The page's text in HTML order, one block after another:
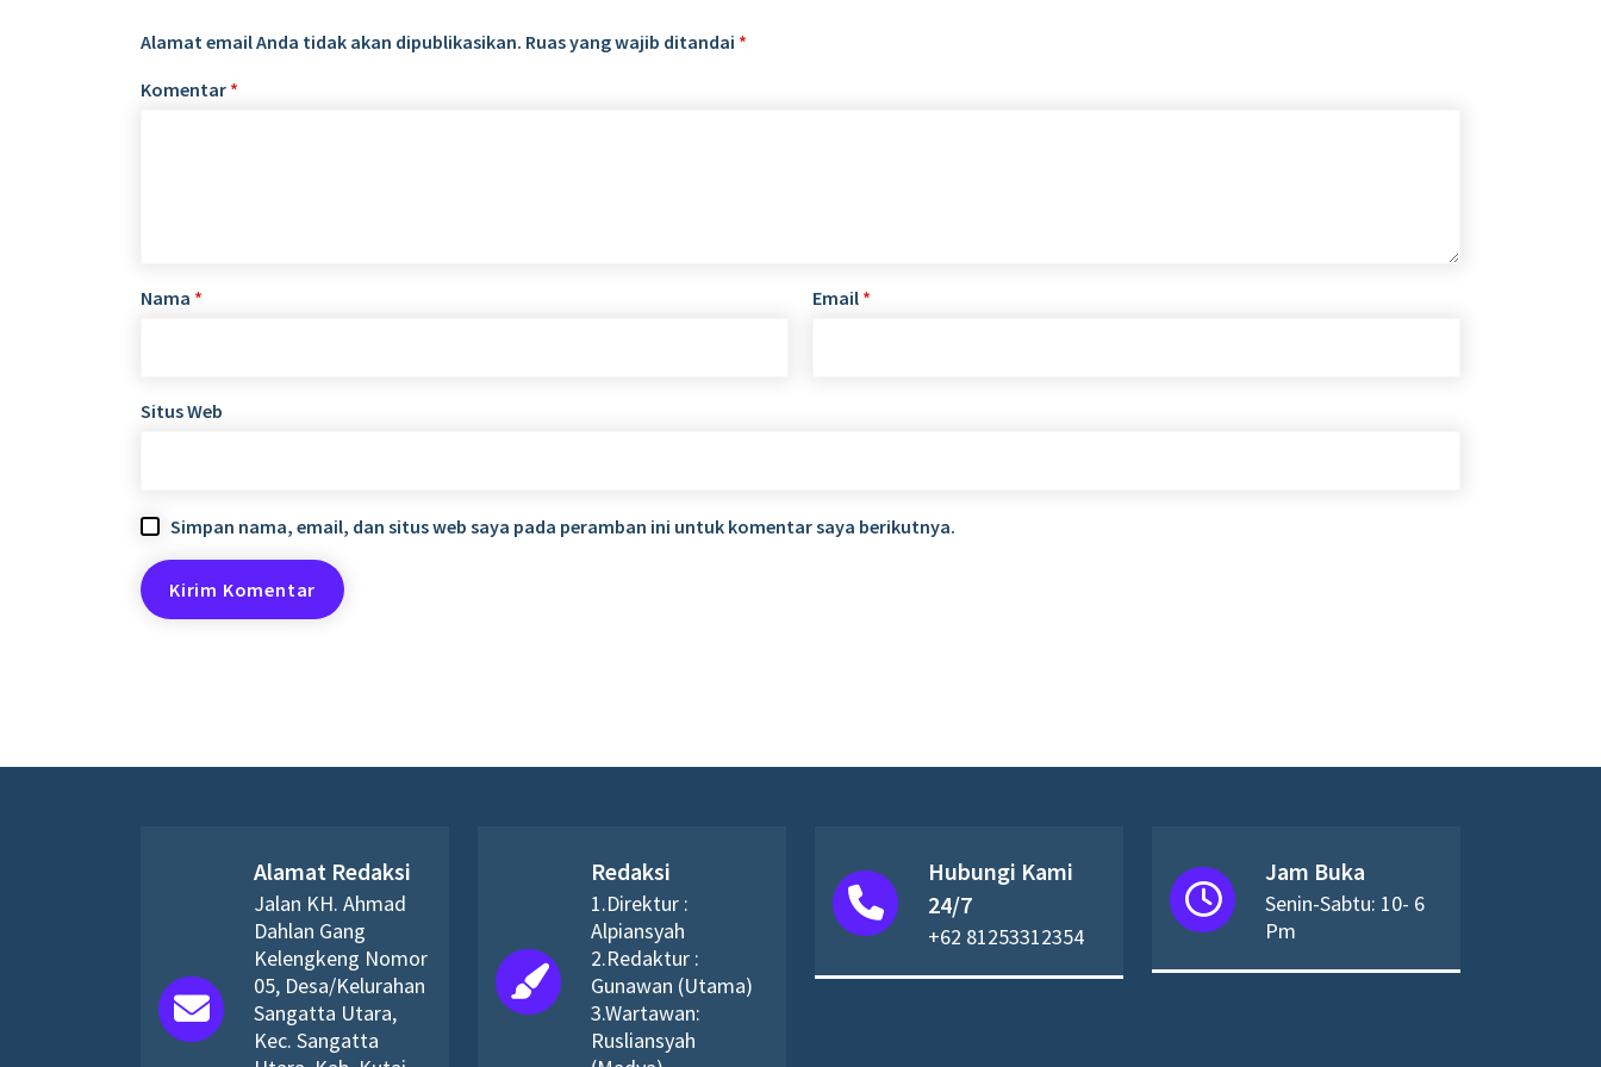
Alamat email Anda tidak akan dipublikasikan. Ruas yang wajib ditandai *
Komentar *
Nama * Email *
Situs Web
Simpan nama, email, dan situs web saya pada peramban ini untuk komentar saya berikutnya.
Alamat Redaksi
Jalan KH. Ahmad
Dahlan Gang
Kelengkeng Nomor
05, Desa/Kelurahan
Sangatta Utara,
Kec. Sangatta
Redaksi
1.Direktur :
Alpiansyah
2.Redaktur :
Gunawan (Utama)
3.Wartawan:
Rusliansyah
Hubungi Kami
24/7
+62 81253312354
Jam Buka
Senin-Sabtu: 10- 6
Pm